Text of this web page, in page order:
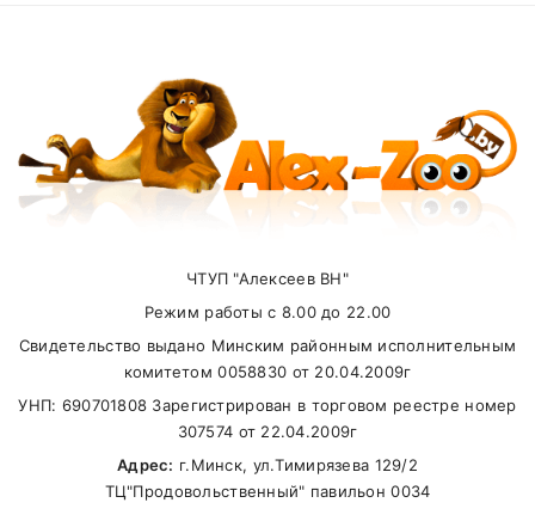
Внимание стоимость доставки зависит от
суммы заказа.
В другие города Беларуси
ЧТУП "Алексеев ВН"
Режим работы с 8.00 до 22.00
Свидетельство выдано Минским районным исполнительным
комитетом 0058830 от 20.04.2009г
УНП: 690701808 Зарегистрирован в торговом реестре номер
307574 от 22.04.2009г
Адрес: г.Минск, ул.Тимирязева 129/2
ТЦ"Продовольственный" павильон 0034